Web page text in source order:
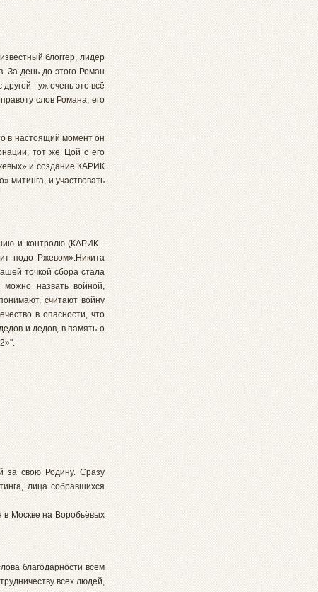
блоггер, лидер
За день до этого Роман
- уж очень это всё
слов Романа, его
в настоящий момент он
тот же Цой с его
и создание КАРИК
митинга, и участвовать
и контролю (КАРИК -
подо Ржевом».Никита
точкой сбора стала
назвать войной,
считают войну
в опасности, что
и дедов, в память о
за свою Родину. Сразу
лица собравшихся
в Москве на Воробьёвых
благодарности всем
всех людей,